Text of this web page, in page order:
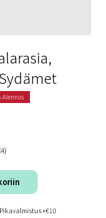
Alennus
+€10